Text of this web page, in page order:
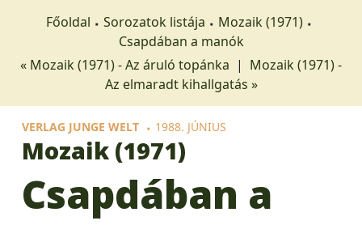
Főoldal Sorozatok listája
Mozaik (1971)
Csapdában a manók
« Mozaik (1971) - Az áruló topánka | Mozaik (1971) -
Az elmaradt kihallgatás »
VERLAG JUNGE WELT 1988. JÚNIUS
Mozaik (1971)
Csapdában a